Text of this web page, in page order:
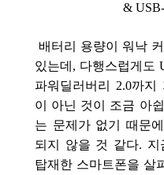
&
배터리 용량이 워낙
있는데, 다행스럽게도
파워딜러버리 2.0까지
이 아닌 것이 조금 아
는 문제가 없기 때문
되지 않을 것 같다. 지
탑재한 스마트폰을 살